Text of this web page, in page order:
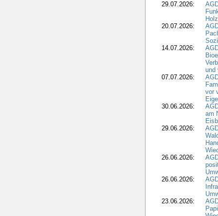
29.07.2026:
20.07.2026:
14.07.2026:
und
07.07.2026:
vor
30.06.2026:
am
29.06.2026:
26.06.2026:
26.06.2026:
23.06.2026: